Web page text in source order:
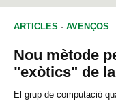
ARTICLES - AVENÇOS
Nou mètode
"exòtics" de
El grup de computació